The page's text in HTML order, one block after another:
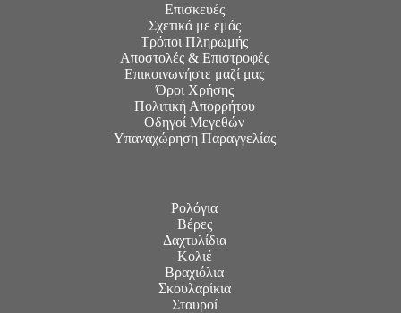
Επισκευές
Σχετικά με εμάς
Τρόποι Πληρωμής
Αποστολές & Επιστροφές
Επικοινωνήστε μαζί μας
Όροι Χρήσης
Πολιτική Απορρήτου
Οδηγοί Μεγεθών
Υπαναχώρηση Παραγγελίας
Ρολόγια
Βέρες
Δαχτυλίδια
Κολιέ
Βραχιόλια
Σκουλαρίκια
Σταυροί